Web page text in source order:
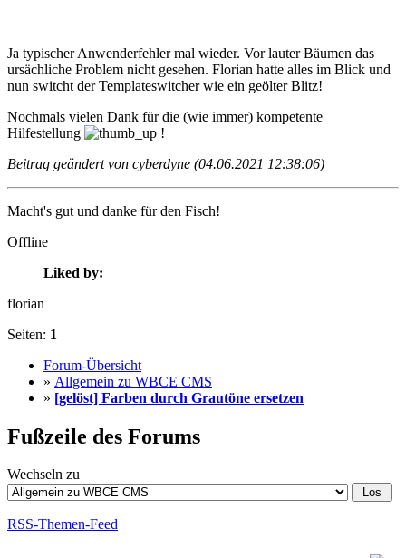
Ja typischer Anwenderfehler mal wieder. Vor lauter Bäumen das
ursächliche Problem nicht gesehen. Florian hatte alles im Blick und
nun switcht der Templateswitcher wie ein geölter Blitz!
Nochmals vielen Dank für die (wie immer) kompetente
Hilfestellung
!
Beitrag geändert von cyberdyne (04.06.2021 12:38:06)
Macht's gut und danke für den Fisch!
Offline
Liked by:
florian
Seiten: 1
Forum-Übersicht
» Allgemein zu WBCE CMS
» [gelöst] Farben durch Grautöne ersetzen
Fußzeile des Forums
Wechseln zu
RSS-Themen-Feed